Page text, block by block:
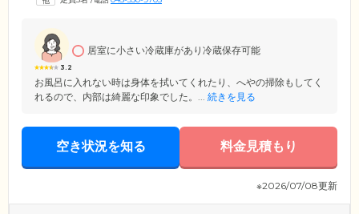
暮らすみなさまのことを指します。お一人おひとりが主人公となって快
3.2
居室に小さい冷蔵庫があり冷蔵保存可能
お風呂に入れない時は身体を拭いてくれたり、へやの掃除もしてく
れるので、内部は綺麗な印象でした。... 続きを見る
空き状況を知る 料金見積もり
※2026/07/08更新